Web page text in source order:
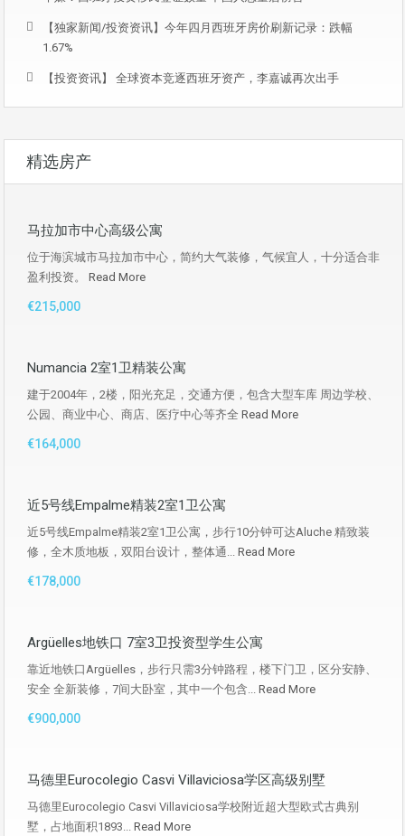
【独家新闻/投资资讯】今年四月西班牙房价刷新记录：跌幅
1.67%
【投资资讯】 全球资本竞逐西班牙资产，李嘉诚再次出手
精选房产
马拉加市中心高级公寓
位于海滨城市马拉加市中心，简约大气装修，气候宜人，十分适合非
盈利投资。 Read More
€215,000
Numancia 2室1卫精装公寓
建于2004年，2楼，阳光充足，交通方便，包含大型车库 周边学校、
公园、商业中心、商店、医疗中心等齐全 Read More
€164,000
近5号线Empalme精装2室1卫公寓
近5号线Empalme精装2室1卫公寓，步行10分钟可达Aluche 精致装
修，全木质地板，双阳台设计，整体通... Read More
€178,000
Argüelles地铁口 7室3卫投资型学生公寓
靠近地铁口Argüelles，步行只需3分钟路程，楼下门卫，区分安静、
安全 全新装修，7间大卧室，其中一个包含... Read More
€900,000
马德里Eurocolegio Casvi Villaviciosa学区高级别墅
马德里Eurocolegio Casvi Villaviciosa学校附近超大型欧式古典别
墅，占地面积1893... Read More